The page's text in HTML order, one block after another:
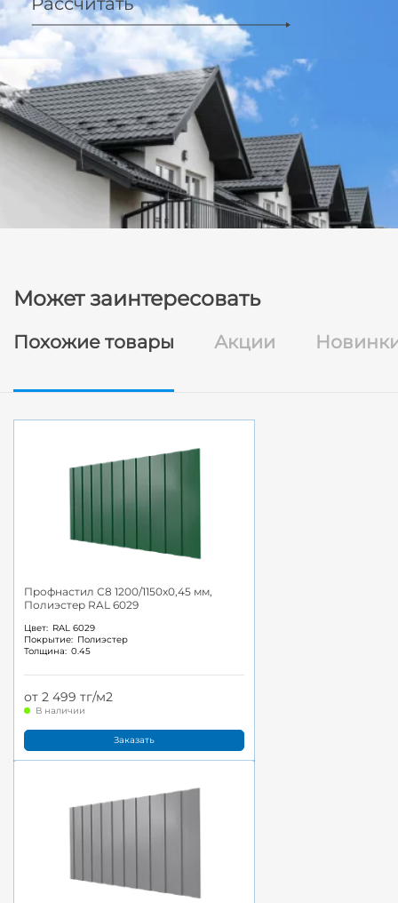
Может заинтересовать
Похожие товары Акции
Профнастил С8 1200/1150x0,45 мм,
Полиэстер RAL 6029
Цвет: RAL 6029
Покрытие: Полиэстер
Толщина: 0.45
от 2 499 тг/м2
В наличии
Заказать